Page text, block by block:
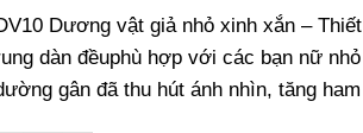
850.000 ₫.là:
590.000 ₫.
Dương vật giả nhỏ xinh xắn –
dàn đềuphù hợp với các bạn nữ
gân đã thu hút ánh nhìn, tăng